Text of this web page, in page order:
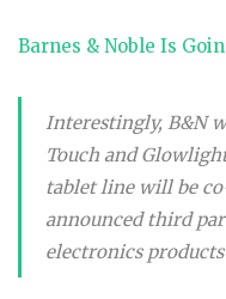
Barnes & Noble Is
Interestingly, B&N
Touch and
tablet line will be
announced third
electronics